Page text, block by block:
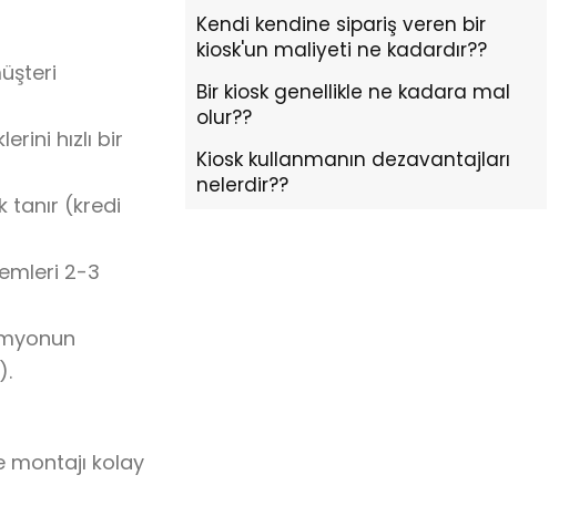
hızlı bir
tanır (kredi
2-3
montajı kolay
Kendi kendine sipariş veren bir
kiosk'un maliyeti ne kadardır??
Bir kiosk genellikle ne kadara mal
olur??
Kiosk kullanmanın dezavantajları
nelerdir??